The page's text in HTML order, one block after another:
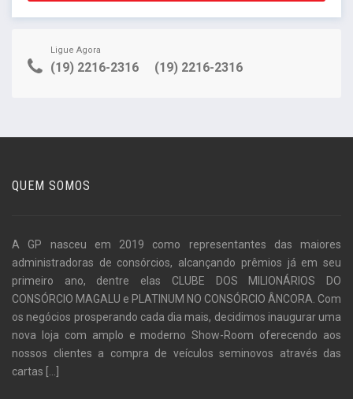
Ligue Agora
(19) 2216-2316 (19) 2216-2316
QUEM SOMOS
A GP nasceu em 2019 como representantes das maiores
administradoras de consórcios, alcançando prêmios já em seu
primeiro ano, dentre elas CLUBE DOS MILIONÁRIOS DO
CONSÓRCIO MAGALU e PLATINUM NO CONSÓRCIO ÂNCORA. Com
os negócios prosperando cada dia mais, decidimos inaugurar uma
nova loja com amplo e moderno Show-Room oferecendo aos
nossos clientes a compra de veículos seminovos através das
cartas [...]